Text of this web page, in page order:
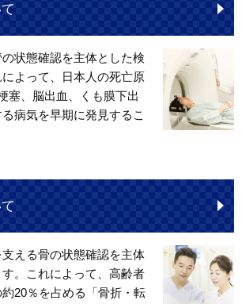
状態確認を主体とした検
よって、日本人の死亡原
塞、脳出血、くも膜下出
病気を早期に発見するこ
える骨の状態確認を主体
。これによって、高齢者
20％を占める「骨折・転